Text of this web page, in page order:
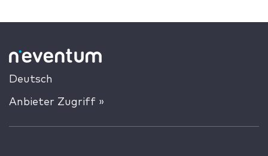
Deutsch
Anbieter Zugriff »